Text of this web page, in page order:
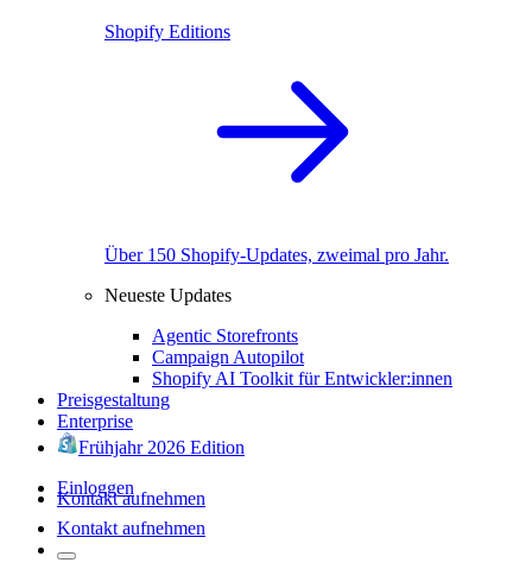
Shopify Editions
Über 150 Shopify-Updates, zweimal pro Jahr.
Neueste Updates
Agentic Storefronts
Campaign Autopilot
Shopify AI Toolkit für Entwickler:innen
Preisgestaltung
Enterprise
Frühjahr 2026 Edition
Einloggen
Kontakt aufnehmen
Kontakt aufnehmen